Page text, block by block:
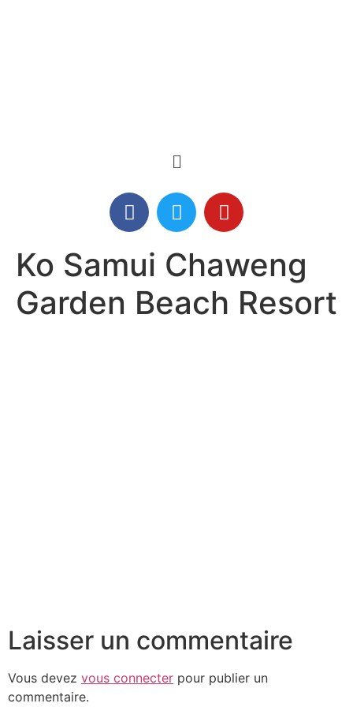
Ko Samui Chaweng
Garden Beach Resort
Laisser un commentaire
Vous devez vous connecter pour publier un
commentaire.